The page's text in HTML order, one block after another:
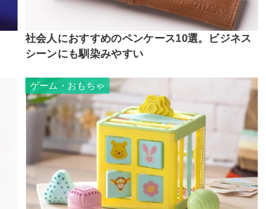
社会人におすすめのペンケース10選。ビジネス
シーンにも馴染みやすい
ゲーム・おもちゃ